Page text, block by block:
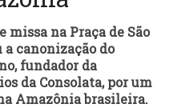
missa na Praça de São
canonização do
fundador da
da Consolata, por um
Amazônia brasileira.